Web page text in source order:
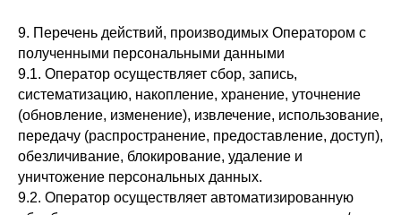
9. Перечень действий, производимых Оператором с
полученными персональными данными
9.1. Оператор осуществляет сбор, запись,
систематизацию, накопление, хранение, уточнение
(обновление, изменение), извлечение, использование,
передачу (распространение, предоставление, доступ),
обезличивание, блокирование, удаление и
уничтожение персональных данных.
9.2. Оператор осуществляет автоматизированную